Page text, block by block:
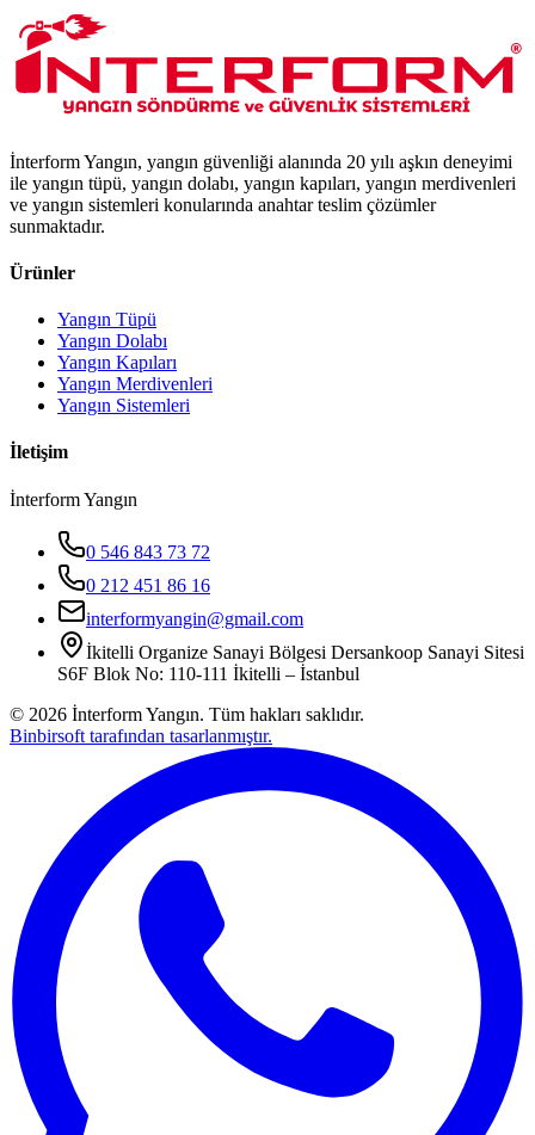
İnterform Yangın, yangın güvenliği alanında 20 yılı aşkın deneyimi
ile yangın tüpü, yangın dolabı, yangın kapıları, yangın merdivenleri
ve yangın sistemleri konularında anahtar teslim çözümler
sunmaktadır.
Ürünler
Yangın Tüpü
Yangın Dolabı
Yangın Kapıları
Yangın Merdivenleri
Yangın Sistemleri
İletişim
İnterform Yangın
0 546 843 73 72
0 212 451 86 16
interformyangin@gmail.com
İkitelli Organize Sanayi Bölgesi Dersankoop Sanayi Sitesi
S6F Blok No: 110-111 İkitelli – İstanbul
© 2026 İnterform Yangın. Tüm hakları saklıdır.
Binbirsoft tarafından tasarlanmıştır.